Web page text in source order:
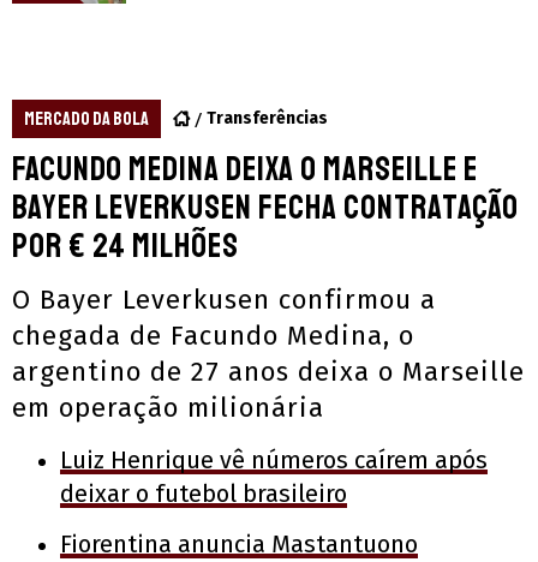
MERCADO DA BOLA Transferências
Facundo Medina deixa o Marseille e
Bayer Leverkusen fecha contratação
por € 24 milhões
O Bayer Leverkusen confirmou a
chegada de Facundo Medina, o
argentino de 27 anos deixa o Marseille
em operação milionária
Luiz Henrique vê números caírem após
deixar o futebol brasileiro
Fiorentina anuncia Mastantuono